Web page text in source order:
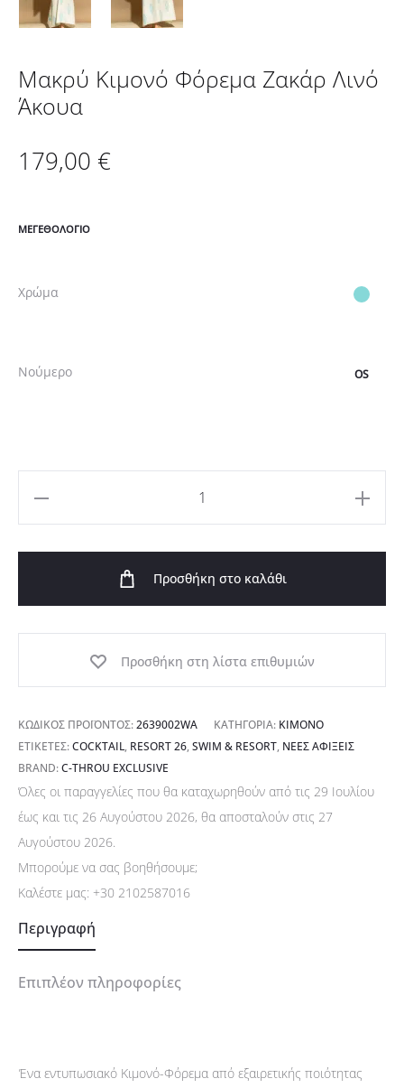
Μακρύ Kιμονό Φόρεμα Ζακάρ Λινό
Άκουα
179,00 €
ΜΕΓΕΘΟΛΌΓΙΟ
Χρώμα
Νούμερο OS
Λινό
Άκουα
Προσθήκη στο καλάθι
Προσθήκη στη λίστα επιθυμιών
ΚΩΔΙΚΌΣ ΠΡΟΪΌΝΤΟΣ:2639002WA ΚΑΤΗΓΟΡΊΑ: ΚΙΜΟΝΌ
ΕΤΙΚΈΤΕΣ:COCKTAIL, RESORT 26,SWIM & RESORT, ΝΈΕΣ ΑΦΊΞΕΙΣ
BRAND:C-THROU EXCLUSIVE
Όλες οι παραγγελίες που θα καταχωρηθούν από τις 29 Ιουλίου
έως και τις 26 Αυγούστου 2026, θα αποσταλούν στις 27
Αυγούστου 2026.
Μπορούμε να σας βοηθήσουμε;
Καλέστε μας: +30 2102587016
Περιγραφή
Επιπλέον πληροφορίες
Ένα εντυπωσιακό Κιμονό-Φόρεμα από εξαιρετικής ποιότητας